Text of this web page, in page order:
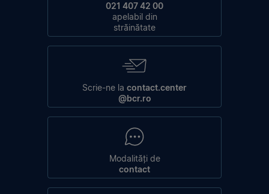
021 407 42 00
apelabil din
străinătate
Scrie-ne la contact.center
@bcr.ro
Modalități de
contact